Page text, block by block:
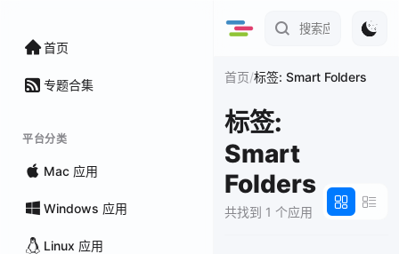
首页
专题合集
平台分类
Mac 应用
Windows 应用
Linux 应用
首页/标签: Smart Folders
标签:
Smart
Folders
共找到 1 个应用